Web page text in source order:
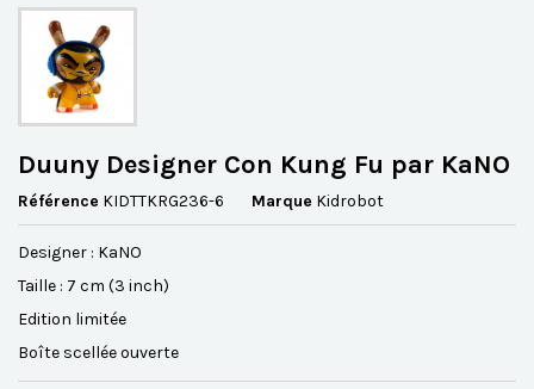
Duuny Designer Con Kung Fu par KaNO
Référence KIDTTKRG236-6 Marque Kidrobot
Designer : KaNO
Taille : 7 cm (3 inch)
Edition limitée
Boîte scellée ouverte